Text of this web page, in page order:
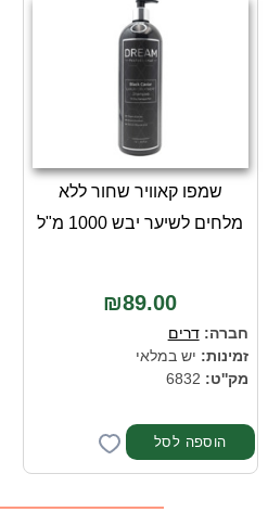
שמפו קאוויר שחור ללא
מלחים לשיער יבש 1000 מ"ל
₪89.00
חברה:דרים
זמינות: יש במלאי
מק''ט: